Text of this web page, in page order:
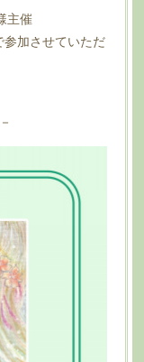
主催
参加させていただ